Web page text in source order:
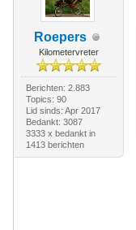
Roepers
Kilometervreter
Berichten: 2.883
Topics: 90
Lid sinds: Apr 2017
Bedankt: 3087
3333 x bedankt in
1413 berichten